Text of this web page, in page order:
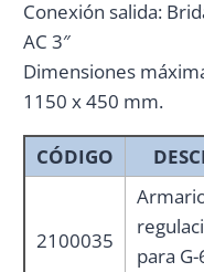
Conexión salida:
AC 3″
Dimensiones
1150 x 450 mm.
CÓDIGO
2100035
para G-